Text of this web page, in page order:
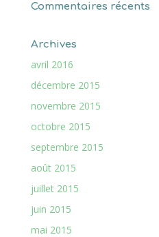
Commentaires récents
Archives
avril 2016
décembre 2015
novembre 2015
octobre 2015
septembre 2015
août 2015
juillet 2015
juin 2015
mai 2015